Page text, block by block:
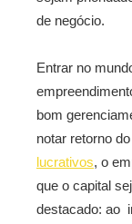
de negócio.
Entrar no
bom
notar retorno
lucrativos, o
que o capital
destacado: ao